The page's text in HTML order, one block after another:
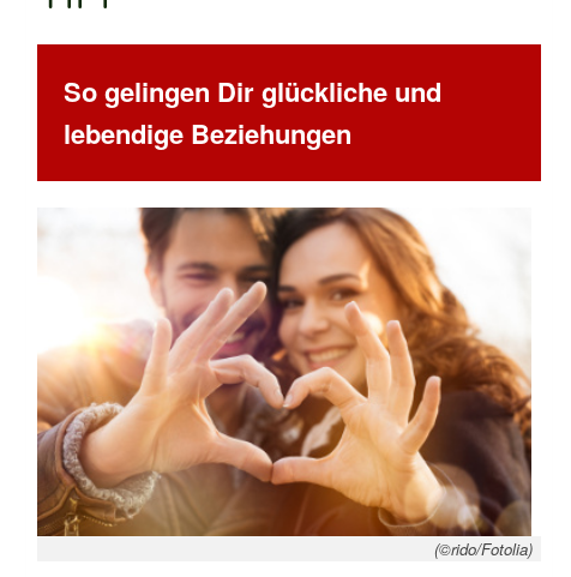
So gelingen Dir glückliche und
lebendige Beziehungen
(©rido/Fotolia)